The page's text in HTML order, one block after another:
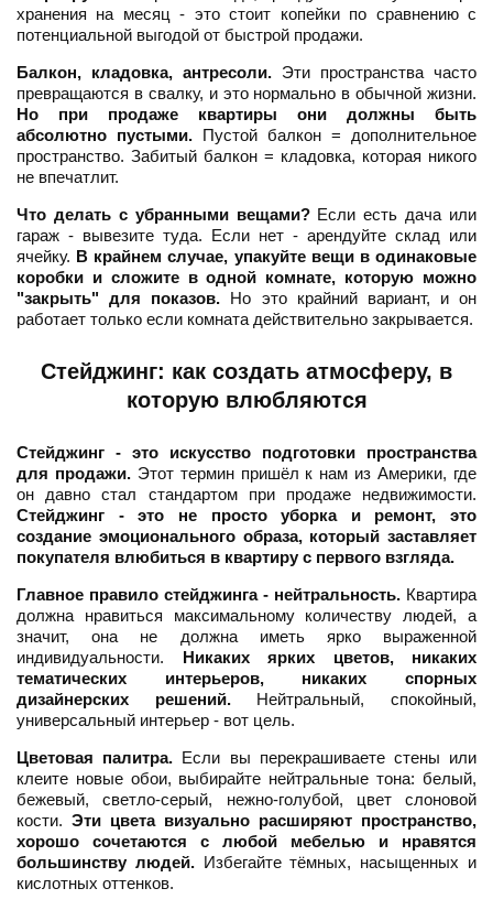
хранения на месяц - это стоит копейки по сравнению с
потенциальной выгодой от быстрой продажи.
Балкон, кладовка, антресоли. Эти пространства часто
превращаются в свалку, и это нормально в обычной жизни.
Но при продаже квартиры они должны быть
абсолютно пустыми. Пустой балкон = дополнительное
пространство. Забитый балкон = кладовка, которая никого
не впечатлит.
Что делать с убранными вещами?Если есть дача или
гараж - вывезите туда. Если нет - арендуйте склад или
ячейку. В крайнем случае, упакуйте вещи в одинаковые
коробки и сложите в одной комнате, которую можно
"закрыть" для показов. Но это крайний вариант, и он
работает только если комната действительно закрывается.
Стейджинг: как создать атмосферу, в
которую влюбляются
Стейджинг - это искусство подготовки пространства
для продажи.Этот термин пришёл к нам из Америки, где
он давно стал стандартом при продаже недвижимости.
Стейджинг - это не просто уборка и ремонт, это
создание эмоционального образа, который заставляет
покупателя влюбиться в квартиру с первого взгляда.
Главное правило стейджинга - нейтральность. Квартира
должна нравиться максимальному количеству людей, а
значит, она не должна иметь ярко выраженной
индивидуальности. Никаких ярких цветов, никаких
тематических интерьеров, никаких спорных
дизайнерских решений.Нейтральный, спокойный,
универсальный интерьер - вот цель.
Цветовая палитра. Если вы перекрашиваете стены или
клеите новые обои, выбирайте нейтральные тона: белый,
бежевый, светло-серый, нежно-голубой, цвет слоновой
кости. Эти цвета визуально расширяют пространство,
хорошо сочетаются с любой мебелью и нравятся
большинству людей.Избегайте тёмных, насыщенных и
кислотных оттенков.